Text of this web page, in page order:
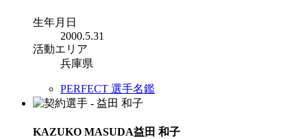
生年月日
2000.5.31
活動エリア
兵庫県
PERFECT 選手名鑑
KAZUKO MASUDA益田 和子